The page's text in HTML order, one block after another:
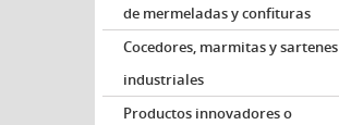
de mermeladas y confituras
Cocedores, marmitas y sartenes
industriales
Productos innovadores o